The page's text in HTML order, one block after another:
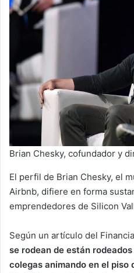
Brian Chesky, cofundador y
El perfil de Brian Chesky, el
Airbnb, difiere en forma
emprendedores de Silicon
Según un artículo del
se rodean de están
colegas animando en el piso